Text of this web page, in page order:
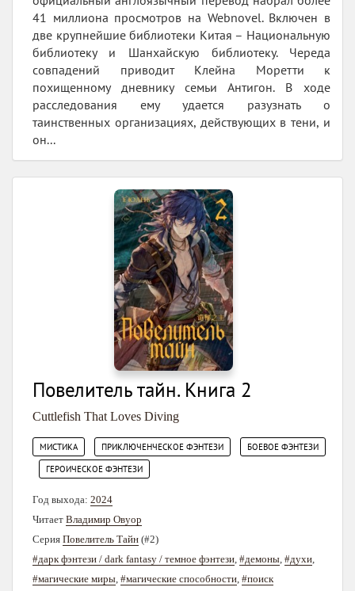
41 миллиона просмотров на Webnovel. Включен в
две крупнейшие библиотеки Китая – Национальную
библиотеку и Шанхайскую библиотеку. Череда
совпадений приводит Клейна Моретти к
похищенному дневнику семьи Антигон. В ходе
расследования ему удается разузнать о
таинственных организациях, действующих в тени, и
он...
Повелитель тайн. Книга 2
Cuttlefish That Loves Diving
МИСТИКА ПРИКЛЮЧЕНЧЕСКОЕ ФЭНТЕЗИ БОЕВОЕ ФЭНТЕЗИ
ГЕРОИЧЕСКОЕ ФЭНТЕЗИ
Год выхода: 2024
Читает Владимир Овуор
Серия Повелитель Тайн (#2)
#дарк фэнтези / dark fantasy / темное фэнтези #демоны #духи
#магические миры #магические способности #поиск